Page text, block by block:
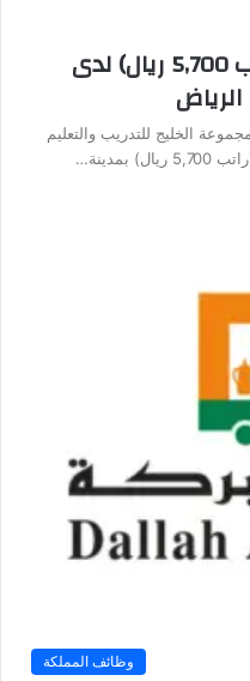
وظائف خدمة عملاء (برواتب 5,700 ريال) لدى
الخليج للتدريب والتعليم
وظائف المملكة